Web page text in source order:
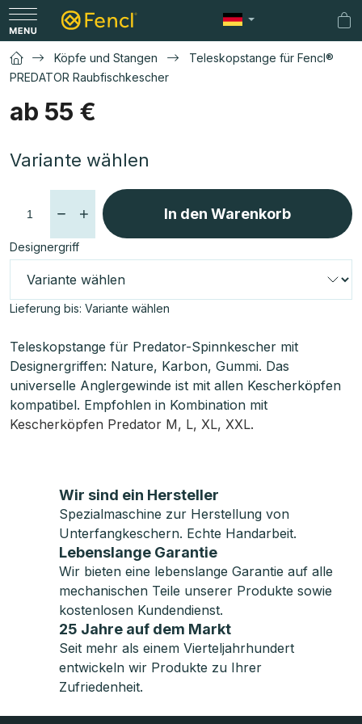
Zum
Inhalt
springen
Köpfe und Stangen
Teleskopstange für Fencl®
PREDATOR Raubfischkescher
ab 55 €
Variante wählen
Designergriff
Lieferung bis: Variante wählen
In den Warenkorb
Teleskopstange für Predator-Spinnkescher mit
Designergriffen: Nature, Karbon, Gummi. Das
universelle Anglergewinde ist mit allen Kescherköpfen
kompatibel. Empfohlen in Kombination mit
Kescherköpfen Predator M, L, XL, XXL.
Wir sind ein Hersteller
Spezialmaschine zur Herstellung von
Unterfangkeschern. Echte Handarbeit.
Lebenslange Garantie
Wir bieten eine lebenslange Garantie auf alle
mechanischen Teile unserer Produkte sowie
kostenlosen Kundendienst.
25 Jahre auf dem Markt
Seit mehr als einem Vierteljahrhundert
entwickeln wir Produkte zu Ihrer
Zufriedenheit.